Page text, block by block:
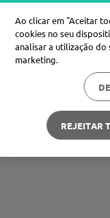
Procure no
Pesquisas mais comuns
xiaomi Carteira
Ao clicar em "Aceitar
cookies no seu
analisar a utilização do
marketing.
REJEITAR